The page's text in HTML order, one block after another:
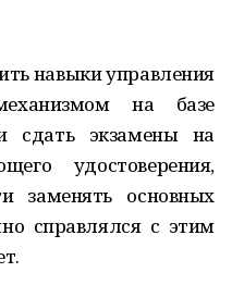
навыки управления
на базе
сдать экзамены на
удостоверения,
заменять основных
справлялся с этим